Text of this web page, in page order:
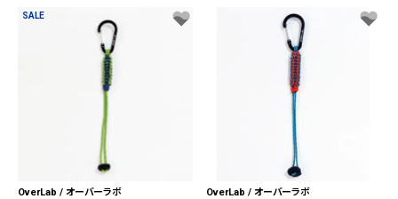
SALE
OverLab / オーバーラボ
OverLab / オーバーラボ